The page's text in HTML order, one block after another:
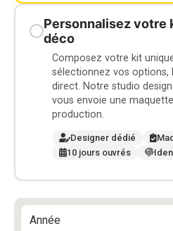
Personnalisez votre
déco
Composez votre kit
sélectionnez vos options,
direct. Notre studio
vous envoie une
production.
Designer dédié
10 jours ouvrés
Année